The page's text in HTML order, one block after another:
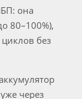
она
80–100%),
без
через